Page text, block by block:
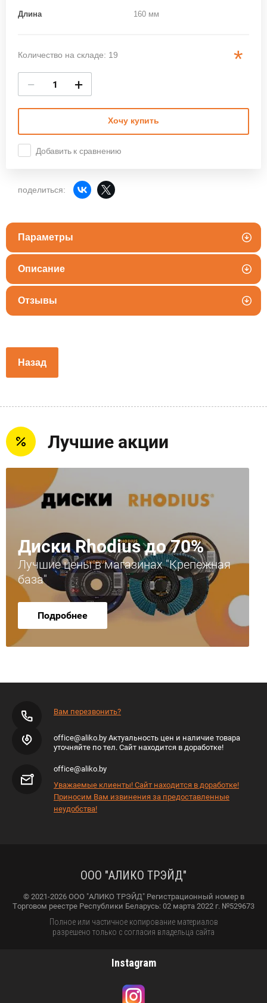
Длина 160 мм
Количество на складе: 19 *
− +
Хочу купить
Добавить к сравнению
поделиться:
Параметры
Описание
Отзывы
Назад
Лучшие акции
Диски Rhodius до 70%
Лучшие цены в магазинах "Крепежная
база"
Подробнее
Вам перезвонить?
office@aliko.by Актуальность цен и наличие товара
уточняйте по тел. Сайт находится в доработке!
office@aliko.by
Уважаемые клиенты! Сайт находится в доработке!
Приносим Вам извинения за предоставленные
неудобства!
ООО "АЛИКО ТРЭЙД"
© 2021-2026 ООО "АЛИКО ТРЭЙД" Регистрационный номер в
Торговом реестре Республики Беларусь: 02 марта 2022 г. №529673
Полное или частичное копирование материалов
разрешено только с согласия владельца сайта
Instagram